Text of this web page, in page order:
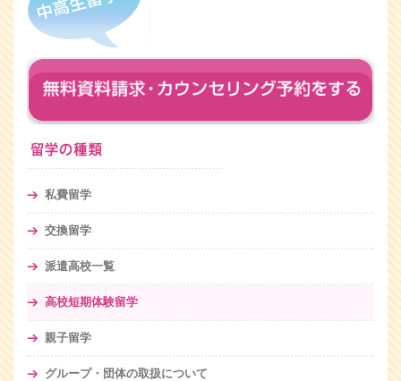
私費留学
交換留学
派遣高校一覧
高校短期体験留学
親子留学
グループ・団体の取扱について